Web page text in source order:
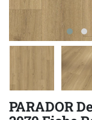
PARADOR